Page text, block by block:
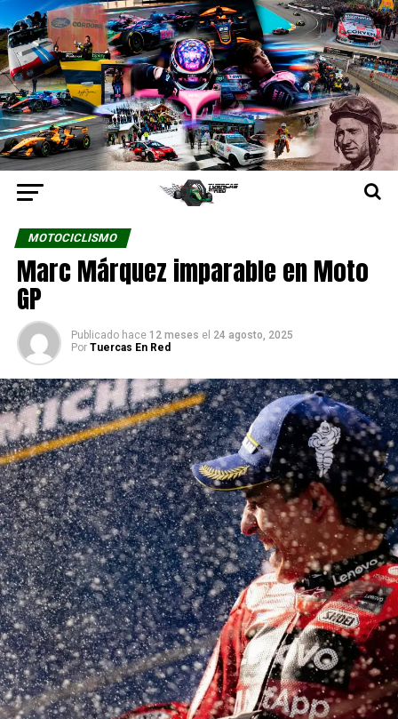
MOTOCICLISMO
Marc Márquez imparable en Moto
GP
Publicado hace 12 meses el 24 agosto, 2025
Por Tuercas En Red